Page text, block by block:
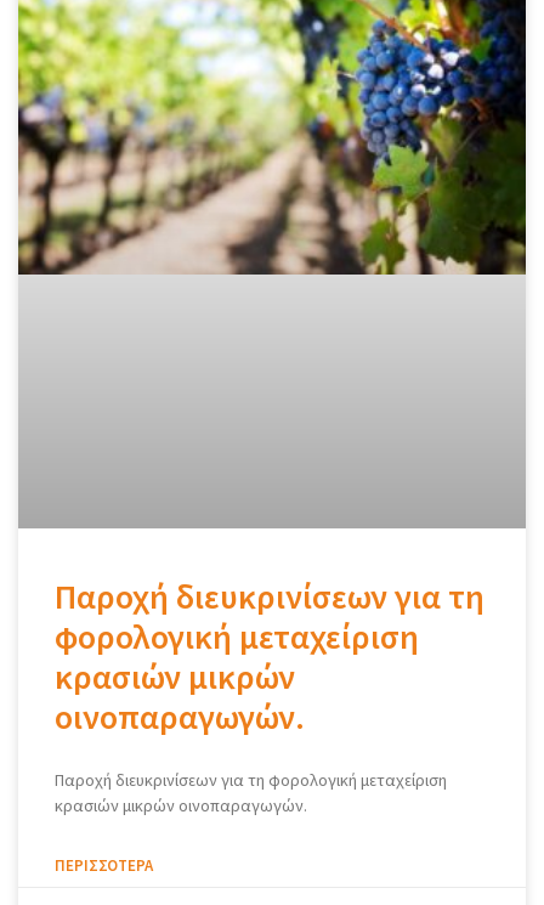
Παροχή διευκρινίσεων για τη
φορολογική μεταχείριση
κρασιών μικρών
οινοπαραγωγών.
Παροχή διευκρινίσεων για τη φορολογική μεταχείριση
κρασιών μικρών οινοπαραγωγών.
ΠΕΡΙΣΣΌΤΕΡΑ